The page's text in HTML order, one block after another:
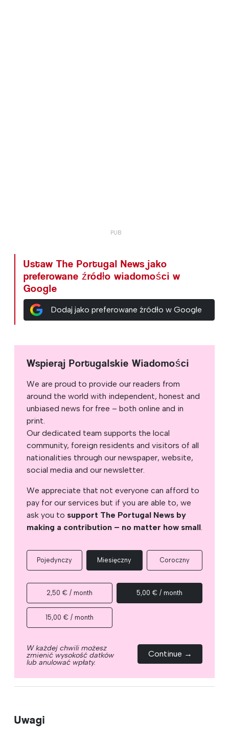
Ustaw The Portugal News jako
preferowane źródło wiadomości w
Google
Dodaj jako preferowane źródło w Google
Wspieraj Portugalskie Wiadomości
We are proud to provide our readers from
around the world with independent, honest and
unbiased news for free – both online and in
print.
Our dedicated team supports the local
community, foreign residents and visitors of all
nationalities through our newspaper, website,
social media and our newsletter.
We appreciate that not everyone can afford to
pay for our services but if you are able to, we
ask you to support The Portugal News by
making a contribution – no matter how small.
Pojedynczy Miesięczny Coroczny
2,50 € / month 5,00 € / month
15,00 € / month
W każdej chwili możesz
zmienić wysokość datków
lub anulować wpłaty.
Continue →
Uwagi